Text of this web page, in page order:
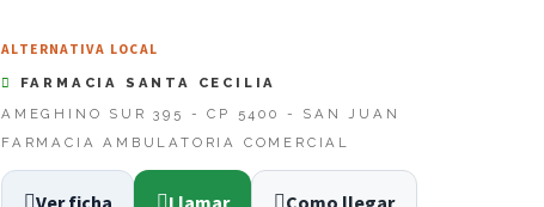
ALTERNATIVA LOCAL
FARMACIA SANTA CECILIA
AMEGHINO SUR 395 - CP 5400 - SAN JUAN
FARMACIA AMBULATORIA COMERCIAL
Ver ficha Llamar Como llegar